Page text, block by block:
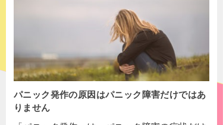
パニック発作の原因はパニック障害だけではあ
りません